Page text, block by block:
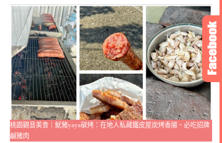
桃園觀音美食｜魷豬yaya碳烤：在地人私藏鐵皮屋炭烤香腸、必吃招牌
鹹豬肉